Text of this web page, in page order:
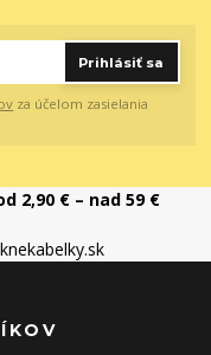
Prihlásiť sa
za účelom zasielania
2,90 € – nad 59 €